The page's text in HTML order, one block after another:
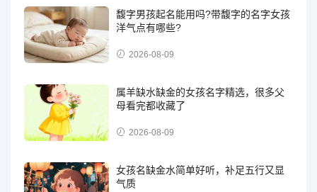
馥字男孩起名能用吗?带馥字的名字女孩
洋气点有哪些?
2026-08-09
属羊缺水缺金的女孩名字精选，很多父
母看完都收藏了
2026-08-09
女孩名缺金水简单好听，补足五行又显
气质